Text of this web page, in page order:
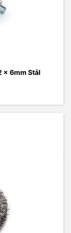
x 6mm Stål